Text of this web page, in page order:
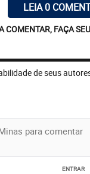
LEIA 0
COMENTAR, FAÇA SEU
de seus
ENTRAR